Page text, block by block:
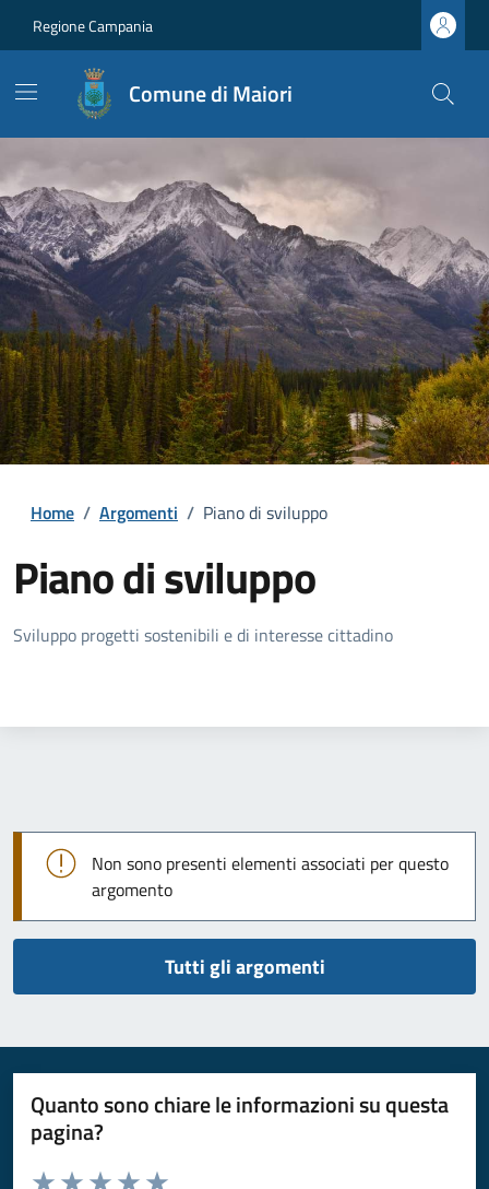
Regione Campania
Comune di Maiori
Home / Argomenti / Piano di sviluppo
Piano di sviluppo
Dettagli della notizia
Sviluppo progetti sostenibili e di interesse cittadino
Non sono presenti elementi associati per questo
argomento
Tutti gli argomenti
Quanto sono chiare le informazioni su questa
pagina?
Valuta da 1 a 5 stelle la pagina